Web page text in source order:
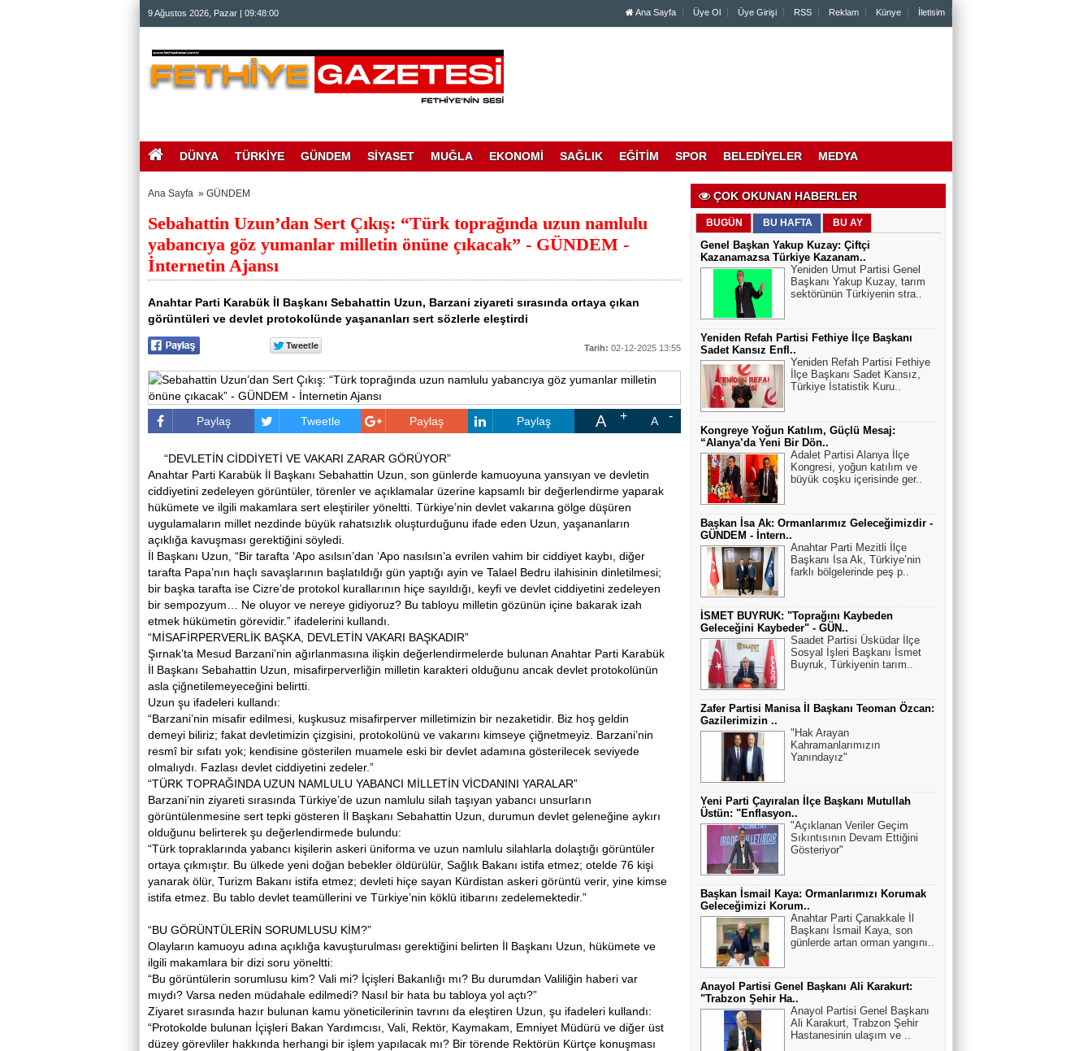
9 Ağustos 2026, Pazar | 09:48:01 Ana Sayfa Üye Ol Üye Girişi RSS Reklam Künye İletisim
DÜNYA TÜRKİYE GÜNDEM SİYASET MUĞLA EKONOMİ SAĞLIK EĞİTİM SPOR BELEDİYELER MEDYA
Ana Sayfa » GÜNDEM
Sebahattin Uzun’dan Sert Çıkış: “Türk toprağında uzun namlulu
yabancıya göz yumanlar milletin önüne çıkacak” - GÜNDEM -
İnternetin Ajansı
Anahtar Parti Karabük İl Başkanı Sebahattin Uzun, Barzani ziyareti sırasında ortaya çıkan
görüntüleri ve devlet protokolünde yaşananları sert sözlerle eleştirdi
Tarih: 02-12-2025 13:55
Paylaş Tweetle Paylaş Paylaş A A
“DEVLETİN CİDDİYETİ VE VAKARI ZARAR GÖRÜYOR”
Anahtar Parti Karabük İl Başkanı Sebahattin Uzun, son günlerde kamuoyuna yansıyan ve devletin
ciddiyetini zedeleyen görüntüler, törenler ve açıklamalar üzerine kapsamlı bir değerlendirme yaparak
hükümete ve ilgili makamlara sert eleştiriler yöneltti. Türkiye’nin devlet vakarına gölge düşüren
uygulamaların millet nezdinde büyük rahatsızlık oluşturduğunu ifade eden Uzun, yaşananların
açıklığa kavuşması gerektiğini söyledi.
İl Başkanı Uzun, “Bir tarafta ‘Apo asılsın’dan ‘Apo nasılsın’a evrilen vahim bir ciddiyet kaybı, diğer
tarafta Papa’nın haçlı savaşlarının başlatıldığı gün yaptığı ayin ve Talael Bedru ilahisinin dinletilmesi;
bir başka tarafta ise Cizre’de protokol kurallarının hiçe sayıldığı, keyfi ve devlet ciddiyetini zedeleyen
bir sempozyum… Ne oluyor ve nereye gidiyoruz? Bu tabloyu milletin gözünün içine bakarak izah
etmek hükümetin görevidir.” ifadelerini kullandı.
“MİSAFİRPERVERLİK BAŞKA, DEVLETİN VAKARI BAŞKADIR”
Şırnak’ta Mesud Barzani’nin ağırlanmasına ilişkin değerlendirmelerde bulunan Anahtar Parti Karabük
İl Başkanı Sebahattin Uzun, misafirperverliğin milletin karakteri olduğunu ancak devlet protokolünün
asla çiğnetilemeyeceğini belirtti.
Uzun şu ifadeleri kullandı:
“Barzani’nin misafir edilmesi, kuşkusuz misafirperver milletimizin bir nezaketidir. Biz hoş geldin
demeyi biliriz; fakat devletimizin çizgisini, protokolünü ve vakarını kimseye çiğnetmeyiz. Barzani’nin
resmî bir sıfatı yok; kendisine gösterilen muamele eski bir devlet adamına gösterilecek seviyede
olmalıydı. Fazlası devlet ciddiyetini zedeler.”
“TÜRK TOPRAĞINDA UZUN NAMLULU YABANCI MİLLETİN VİCDANINI YARALAR”
Barzani’nin ziyareti sırasında Türkiye’de uzun namlulu silah taşıyan yabancı unsurların
görüntülenmesine sert tepki gösteren İl Başkanı Sebahattin Uzun, durumun devlet geleneğine aykırı
olduğunu belirterek şu değerlendirmede bulundu:
“Türk topraklarında yabancı kişilerin askeri üniforma ve uzun namlulu silahlarla dolaştığı görüntüler
ortaya çıkmıştır. Bu ülkede yeni doğan bebekler öldürülür, Sağlık Bakanı istifa etmez; otelde 76 kişi
yanarak ölür, Turizm Bakanı istifa etmez; devleti hiçe sayan Kürdistan askeri görüntü verir, yine kimse
istifa etmez. Bu tablo devlet teamüllerini ve Türkiye’nin köklü itibarını zedelemektedir.”
“BU GÖRÜNTÜLERİN SORUMLUSU KİM?”
Olayların kamuoyu adına açıklığa kavuşturulması gerektiğini belirten İl Başkanı Uzun, hükümete ve
ilgili makamlara bir dizi soru yöneltti:
“Bu görüntülerin sorumlusu kim? Vali mi? İçişleri Bakanlığı mı? Bu durumdan Valiliğin haberi var
mıydı? Varsa neden müdahale edilmedi? Nasıl bir hata bu tabloya yol açtı?”
Ziyaret sırasında hazır bulunan kamu yöneticilerinin tavrını da eleştiren Uzun, şu ifadeleri kullandı:
“Protokolde bulunan İçişleri Bakan Yardımcısı, Vali, Rektör, Kaymakam, Emniyet Müdürü ve diğer üst
düzey görevliler hakkında herhangi bir işlem yapılacak mı? Bir törende Rektörün Kürtçe konuşması
ÇOK OKUNAN HABERLER
BUGÜN BU HAFTA BU AY
Genel Başkan Yakup Kuzay: Çiftçi
Kazanamazsa Türkiye Kazanam..
Yeniden Umut Partisi Genel
Başkanı Yakup Kuzay, tarım
sektörünün Türkiyenin stra..
Yeniden Refah Partisi Fethiye İlçe Başkanı
Sadet Kansız Enfl..
Yeniden Refah Partisi Fethiye
İlçe Başkanı Sadet Kansız,
Türkiye İstatistik Kuru..
Kongreye Yoğun Katılım, Güçlü Mesaj:
“Alanya’da Yeni Bir Dön..
Adalet Partisi Alanya İlçe
Kongresi, yoğun katılım ve
büyük coşku içerisinde ger..
Başkan İsa Ak: Ormanlarımız Geleceğimizdir -
GÜNDEM - İntern..
Anahtar Parti Mezitli İlçe
Başkanı İsa Ak, Türkiye’nin
farklı bölgelerinde peş p..
İSMET BUYRUK: "Toprağını Kaybeden
Geleceğini Kaybeder" - GÜN..
Saadet Partisi Üsküdar İlçe
Sosyal İşleri Başkanı İsmet
Buyruk, Türkiyenin tarım..
Zafer Partisi Manisa İl Başkanı Teoman Özcan:
Gazilerimizin ..
"Hak Arayan
Kahramanlarımızın
Yanındayız"
Yeni Parti Çayıralan İlçe Başkanı Mutullah
Üstün: "Enflasyon..
"Açıklanan Veriler Geçim
Sıkıntısının Devam Ettiğini
Gösteriyor"
Başkan İsmail Kaya: Ormanlarımızı Korumak
Geleceğimizi Korum..
Anahtar Parti Çanakkale İl
Başkanı İsmail Kaya, son
günlerde artan orman yangını..
Anayol Partisi Genel Başkanı Ali Karakurt:
"Trabzon Şehir Ha..
Anayol Partisi Genel Başkanı
Ali Karakurt, Trabzon Şehir
Hastanesinin ulaşım ve ..